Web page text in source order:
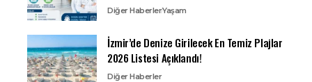
Diğer HaberlerYaşam
İzmir’de Denize Girilecek En Temiz Plajlar
2026 Listesi Açıklandı!
Diğer Haberler